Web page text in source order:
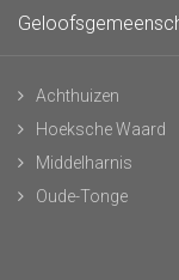
Achthuizen
Hoeksche Waard
Middelharnis
Oude-Tonge